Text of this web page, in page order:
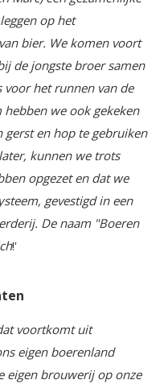
op het
bier. We komen voort
de jongste broer samen
het runnen van de
we ook gekeken
en hop te gebruiken
kunnen we trots
opgezet en dat we
gevestigd in een
De naam "Boeren
!'
voortkomt uit
eigen boerenland
eigen brouwerij op onze